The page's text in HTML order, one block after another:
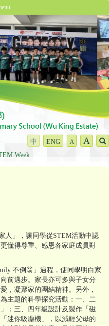
中 ENG A A
Week
人」，讓同學從STEM活動中認
懂得尊重、感恩各家庭成員對
不倒翁」過程，使同學明白家
前邁步。家長亦可多與子女分
，凝聚家的團結精神。另外，
主題的科學探究活動：一、二
；三、四年級設計及製作「磁
迷你吸塵機」，以減輕父母的